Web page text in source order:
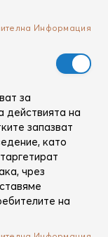
Информация
за
действията на
запазват
като
чрез
на